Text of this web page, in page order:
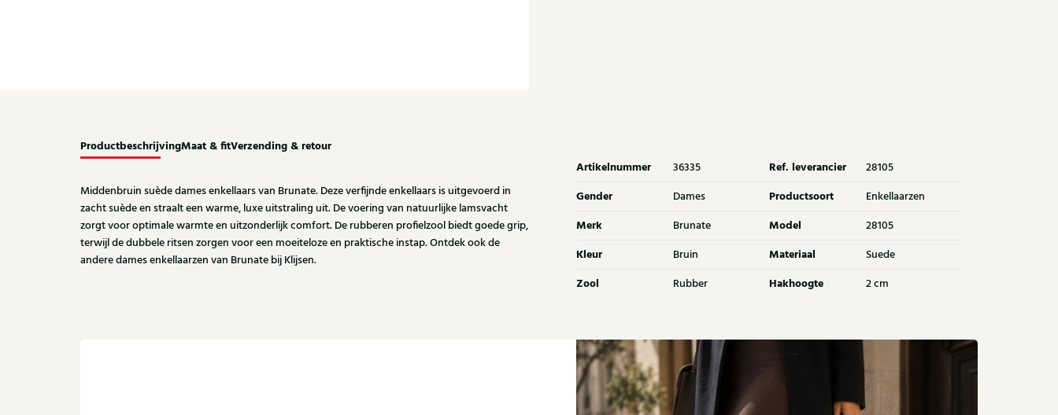
ProductbeschrijvingMaat & fitVerzending & retour
Middenbruin suède dames enkellaars van Brunate. Deze verfijnde enkellaars is uitgevoerd in
zacht suède en straalt een warme, luxe uitstraling uit. De voering van natuurlijke lamsvacht
zorgt voor optimale warmte en uitzonderlijk comfort. De rubberen profielzool biedt goede grip,
terwijl de dubbele ritsen zorgen voor een moeiteloze en praktische instap. Ontdek ook de
andere dames enkellaarzen van Brunate bij Klijsen.
Artikelnummer 36335 Ref. leverancier 28105
Gender Dames Productsoort Enkellaarzen
Merk Brunate Model 28105
Kleur Bruin Materiaal Suede
Zool Rubber Hakhoogte 2 cm